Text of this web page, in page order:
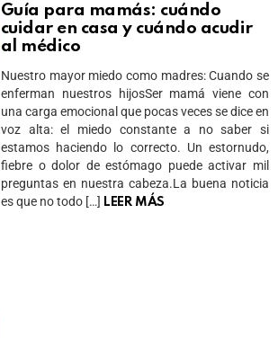
Guía para mamás: cuándo
cuidar en casa y cuándo acudir
al médico
Nuestro mayor miedo como madres: Cuando se
enferman nuestros hijosSer mamá viene con
una carga emocional que pocas veces se dice en
voz alta: el miedo constante a no saber si
estamos haciendo lo correcto. Un estornudo,
fiebre o dolor de estómago puede activar mil
preguntas en nuestra cabeza.La buena noticia
es que no todo […] LEER MÁS